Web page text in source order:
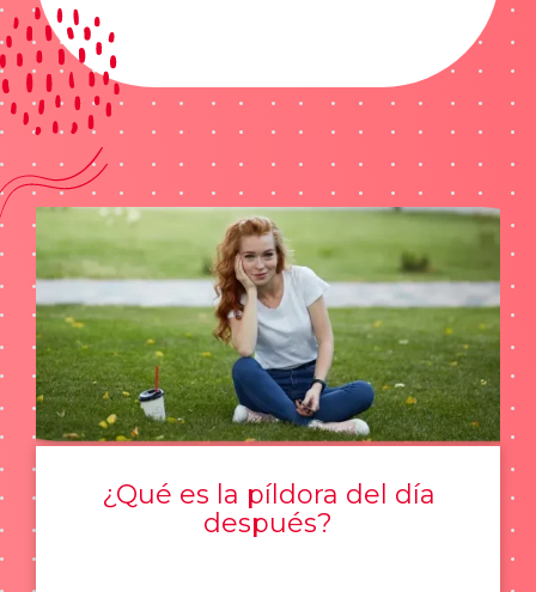
¿Qué es la píldora del día
después?